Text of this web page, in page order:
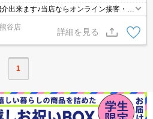
出来ます♪当店ならオンライン接客・内
い合わせの際は、電話番号も記載頂き
ます♪
谷店
詳細を見る
1